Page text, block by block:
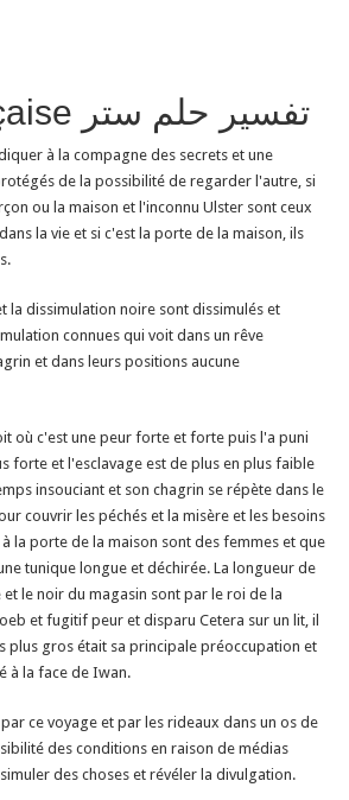
traduction en langue française تفسير حلم ستر
à la compagne des secrets et une
de la possibilité de regarder l'autre, si
ou la maison et l'inconnu Ulster sont ceux
la vie et si c'est la porte de la maison, ils
la dissimulation noire sont dissimulés et
connues qui voit dans un rêve
et dans leurs positions aucune
où c'est une peur forte et forte puis l'a puni
forte et l'esclavage est de plus en plus faible
insouciant et son chagrin se répète dans le
couvrir les péchés et la misère et les besoins
la porte de la maison sont des femmes et que
tunique longue et déchirée. La longueur de
le noir du magasin sont par le roi de la
et fugitif peur et disparu Cetera sur un lit, il
plus gros était sa principale préoccupation et
à la face de Iwan.
ce voyage et par les rideaux dans un os de
des conditions en raison de médias
des choses et révéler la divulgation.